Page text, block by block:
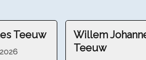
Teeuw
Willem
Teeuw